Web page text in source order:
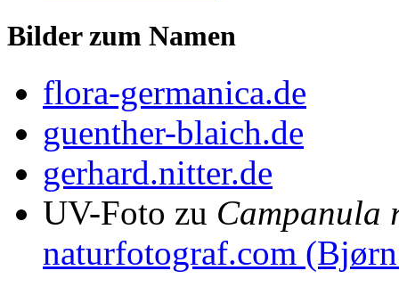
Bilder zum Namen
flora-germanica.de
guenther-blaich.de
gerhard.nitter.de
UV-Foto zu Campanula
naturfotograf.com